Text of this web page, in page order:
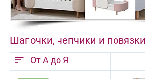
Шапочки, чепчики и повязки
От А до Я